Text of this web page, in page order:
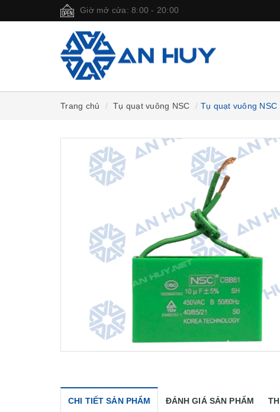
Giờ mở cửa: 8:00 - 20:00
Trang chủ Tụ quạt vuông NSC Tụ quạt vuông NSC
CHI TIẾT SẢN PHẨM ĐÁNH GIÁ SẢN PHẨM